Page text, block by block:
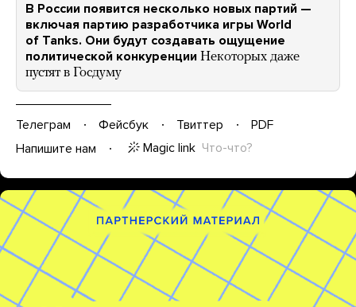
В России появится несколько новых партий —
включая партию разработчика игры World
of Tanks. Они будут создавать ощущение
политической конкуренции Некоторых даже
пустят в Госдуму
Телеграм Фейсбук Твиттер
PDF
Напишите нам
Magic link Что-что?